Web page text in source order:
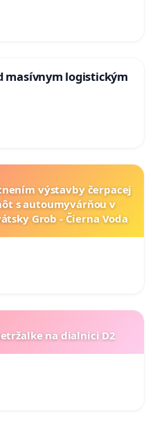
masívnym logistickým
výstavby čerpacej
s autoumyvárňou v
Grob - Čierna Voda
na dialnici D2